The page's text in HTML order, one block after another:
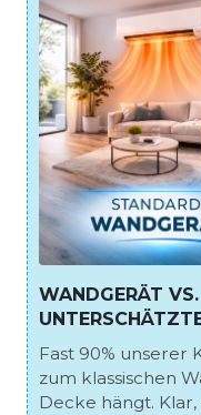
WANDGERÄT
Fast 90% unserer
zum klassischen
Decke hängt.